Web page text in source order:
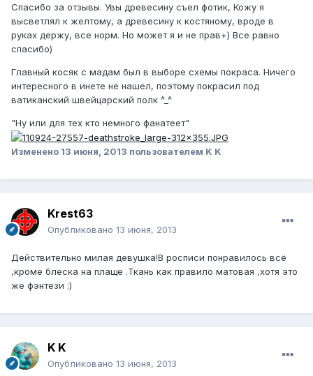
Спасибо за отзывы. Увы древесину съел фотик, Кожу я
высветлял к желтому, а древесину к костяному, вроде в
руках держу, все норм. Но может я и не прав+) Все равно
спасибо)
Главный косяк с мадам был в выборе схемы покраса. Ничего
интересного в инете не нашел, поэтому покрасил под
ватиканский швейцарский полк ^_^
"Ну или для тех кто немного фанатеет"
Изменено 13 июня, 2013 пользователем K K
Krest63
Опубликовано 13 июня, 2013
Действительно милая девушка!В росписи понравилось всё
,кроме блеска на плаще .Ткань как правило матовая ,хотя это
же фэнтези :)
K K
Опубликовано 13 июня, 2013